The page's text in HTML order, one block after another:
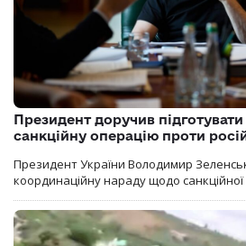
Президент доручив
санкційну операцію проти
Президент України Володимир
координаційну нараду щодо санкційної